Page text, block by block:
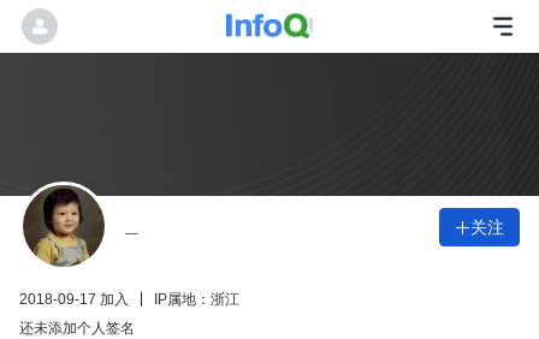
关注
2018-09-17 加入
IP属地：浙江
还未添加个人签名